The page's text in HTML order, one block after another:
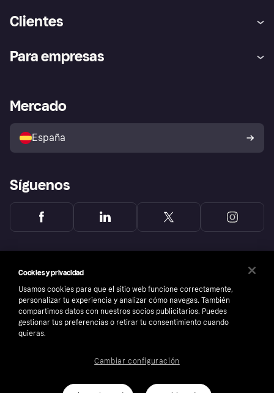
Clientes
Inicio de sesión
Directorio de tiendas
Política de protección al
comprador de Klarna
Reclamaciones
Para empresas
Acceso empresas
Mercado
España
Síguenos
Número de empresa: 556737-0431
Cookies y privacidad
Usamos cookies para que el sitio web funcione correctamente,
personalizar tu experiencia y analizar cómo navegas. También
compartimos datos con nuestros socios publicitarios. Puedes
gestionar tus preferencias o retirar tu consentimiento cuando
quieras.
Cambiar configuración